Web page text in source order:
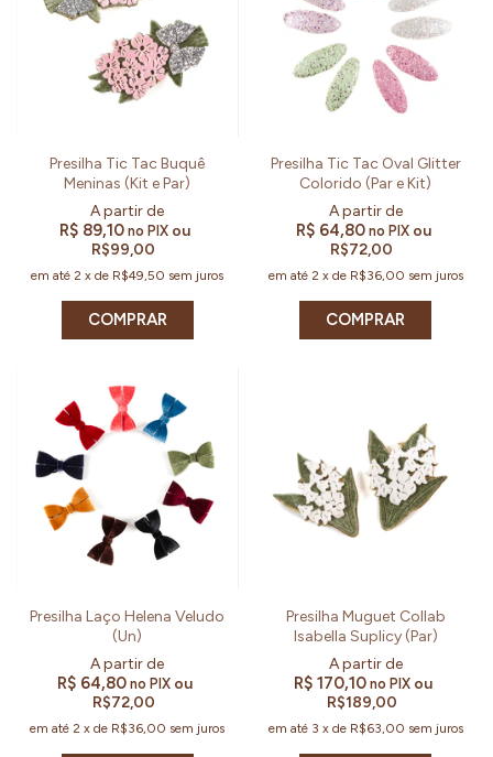
Presilha Tic Tac Buquê
Meninas (Kit e Par)
R$ 89,10 no PIX ou
R$99,00
em até2 xde R$49,50 sem juros
COMPRAR
Presilha Tic Tac Oval Glitter
Colorido (Par e Kit)
R$ 64,80no PIX ou
R$72,00
em até 2 x de R$36,00 sem juros
COMPRAR
Presilha Laço Helena Veludo
(Un)
R$ 64,80 no PIX ou
R$72,00
em até2 xde R$36,00 sem juros
Presilha Muguet Collab
Isabella Suplicy (Par)
R$ 170,10 no PIX ou
R$189,00
em até 3 x de R$63,00 sem juros